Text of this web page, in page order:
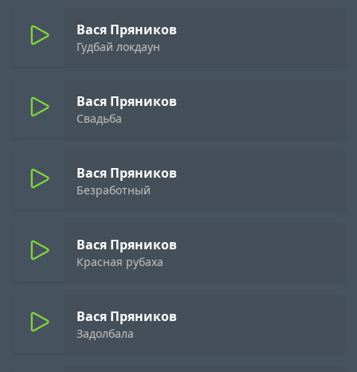
Вася Пряников
Гудбай локдаун
Вася Пряников
Свадьба
Вася Пряников
Безработный
Вася Пряников
Красная рубаха
Вася Пряников
Задолбала